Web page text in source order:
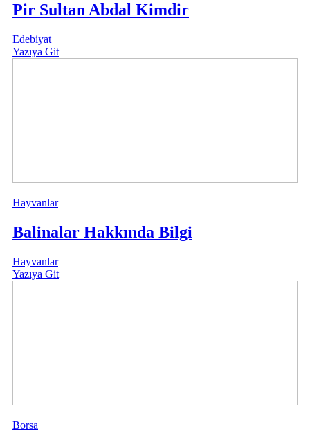
Pir Sultan Abdal Kimdir
Edebiyat
Yazıya Git
Hayvanlar
Balinalar Hakkında Bilgi
Hayvanlar
Yazıya Git
Borsa